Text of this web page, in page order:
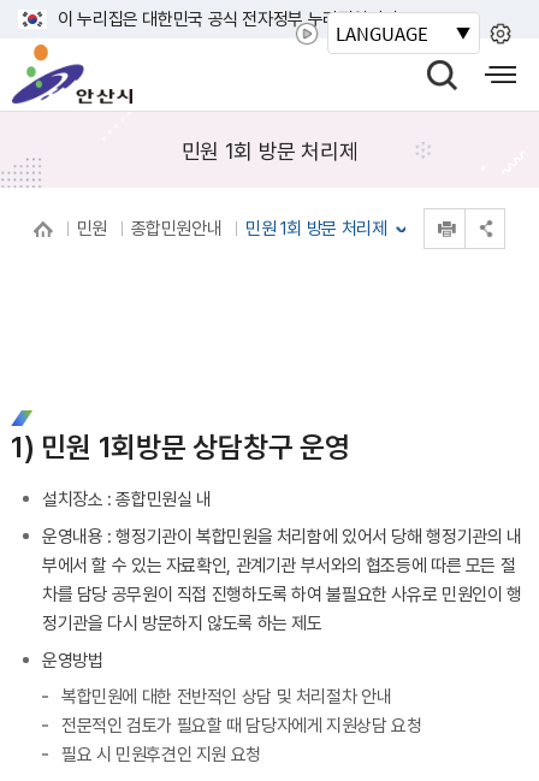
기
이 누리집은 대한민국 공식 전자정부 누리집입니다.
시
색
기
바
사
민원 1회 방문 처리제
민원 종합민원안내 민원 1회 방문 처리제
1) 민원 1회방문 상담창구 운영
설치장소 : 종합민원실 내
운영내용 : 행정기관이 복합민원을 처리함에 있어서 당해 행정기관의 내
부에서 할 수 있는 자료확인, 관계기관 부서와의 협조등에 따른 모든 절
차를 담당 공무원이 직접 진행하도록 하여 불필요한 사유로 민원인이 행
정기관을 다시 방문하지 않도록 하는 제도
운영방법
복합민원에 대한 전반적인 상담 및 처리절차 안내
전문적인 검토가 필요할 때 담당자에게 지원상담 요청
필요 시 민원후견인 지원 요청
LANGUAGE